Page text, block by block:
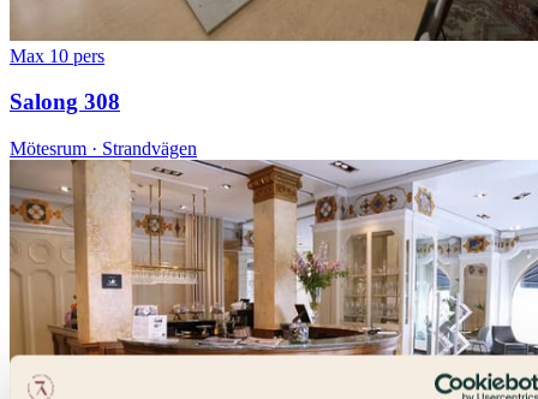
Max 10 pers
Salong 308
Mötesrum · Strandvägen